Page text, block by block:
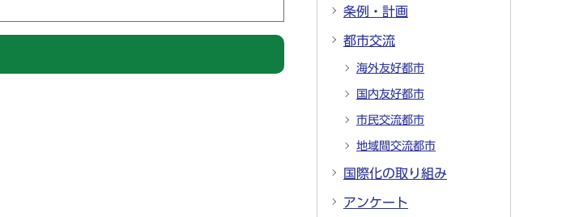
条例・計画
都市交流
海外友好都市
国内友好都市
市民交流都市
地域間交流都市
国際化の取り組み
アンケート